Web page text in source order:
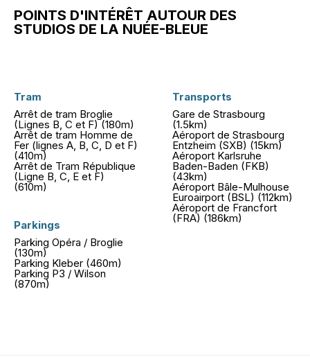
POINTS D'INTÉRÊT AUTOUR DES
STUDIOS DE LA NUÉE-BLEUE
Tram
Arrêt de tram Broglie
(Lignes B, C et F) (180m)
Arrêt de tram Homme de
Fer (lignes A, B, C, D et F)
(410m)
Arrêt de Tram République
(Ligne B, C, E et F)
(610m)
Parkings
Parking Opéra / Broglie
(130m)
Parking Kleber (460m)
Parking P3 / Wilson
(870m)
Transports
Gare de Strasbourg
(1.5km)
Aéroport de Strasbourg
Entzheim (SXB) (15km)
Aéroport Karlsruhe
Baden-Baden (FKB)
(43km)
Aéroport Bâle-Mulhouse
Euroairport (BSL) (112km)
Aéroport de Francfort
(FRA) (186km)